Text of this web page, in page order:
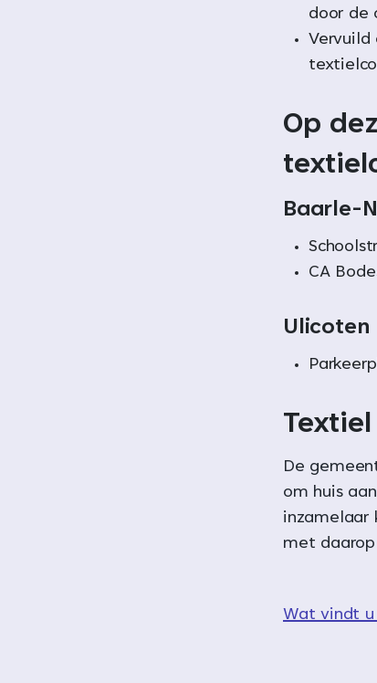
door de
Op
Baarle-
CA
Ulicoten
De
om huis
inzamelaar
met
Wat vindt u